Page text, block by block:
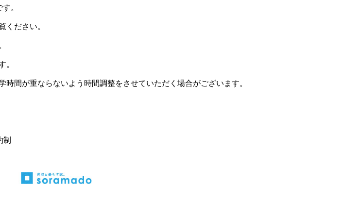
。
ください。
。
間が重ならないよう時間調整をさせていただく場合がございます。